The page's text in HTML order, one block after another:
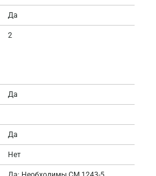
Да
2
Да
Да
Нет